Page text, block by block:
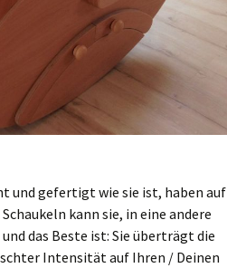
und gefertigt wie sie ist, haben auf
kann sie, in eine andere
das Beste ist: Sie überträgt die
Intensität auf Ihren / Deinen